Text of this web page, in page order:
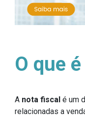
O que
A nota fiscal é um
relacionadas a